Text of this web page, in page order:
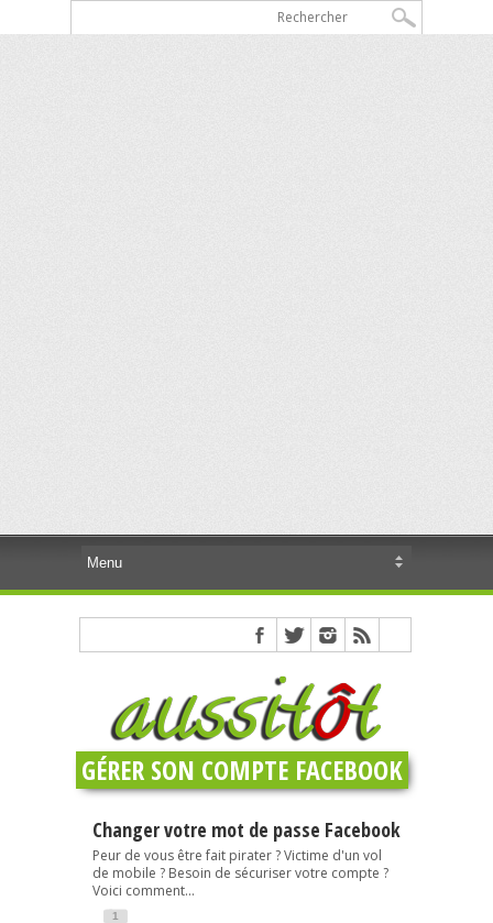
GÉRER SON COMPTE FACEBOOK
Changer votre mot de passe Facebook
Peur de vous être fait pirater ? Victime d'un vol
de mobile ? Besoin de sécuriser votre compte ?
Voici comment...
1